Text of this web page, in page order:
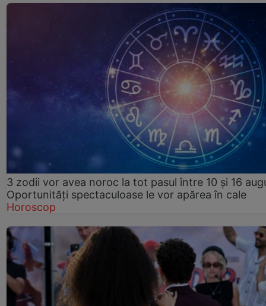
3 zodii vor avea noroc la tot pasul între 10 și 16
Oportunități spectaculoase le vor apărea în cale
Horoscop